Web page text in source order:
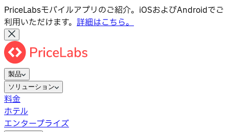
PriceLabsモバイルアプリのご紹介。iOSおよびAndroidでご
利用いただけます。 詳細はこちら。
製品
ソリューション
料金
ホテル
エンタープライズ